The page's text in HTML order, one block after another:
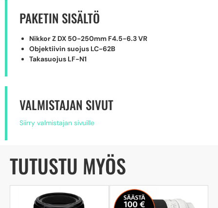
PAKETIN SISÄLTÖ
Nikkor Z DX 50-250mm F4.5-6.3 VR
Objektiivin suojus LC-62B
Takasuojus LF-N1
VALMISTAJAN SIVUT
Siirry valmistajan sivuille
TUTUSTU MYÖS